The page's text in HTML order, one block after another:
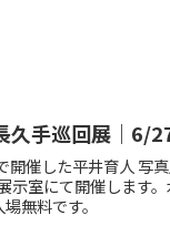
久手巡回展｜6/
開催した平井育人 写
示室にて開催します
無料です。